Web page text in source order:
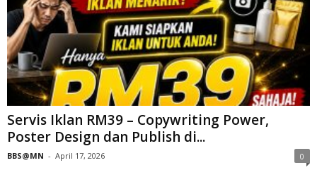
Servis Iklan RM39 – Copywriting Power,
Poster Design dan Publish di...
BBS@MN - April 17, 2026 0